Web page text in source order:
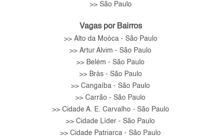
>> São Paulo
Vagas por Bairros
>> Alto da Moóca - São Paulo
>> Artur Alvim - São Paulo
>> Belém - São Paulo
>> Brás - São Paulo
>> Cangaíba - São Paulo
>> Carrão - São Paulo
>> Cidade A. E. Carvalho - São Paulo
>> Cidade Líder - São Paulo
>> Cidade Patriarca - São Paulo